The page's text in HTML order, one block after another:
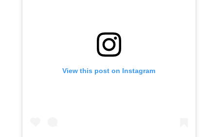
View this post on Instagram